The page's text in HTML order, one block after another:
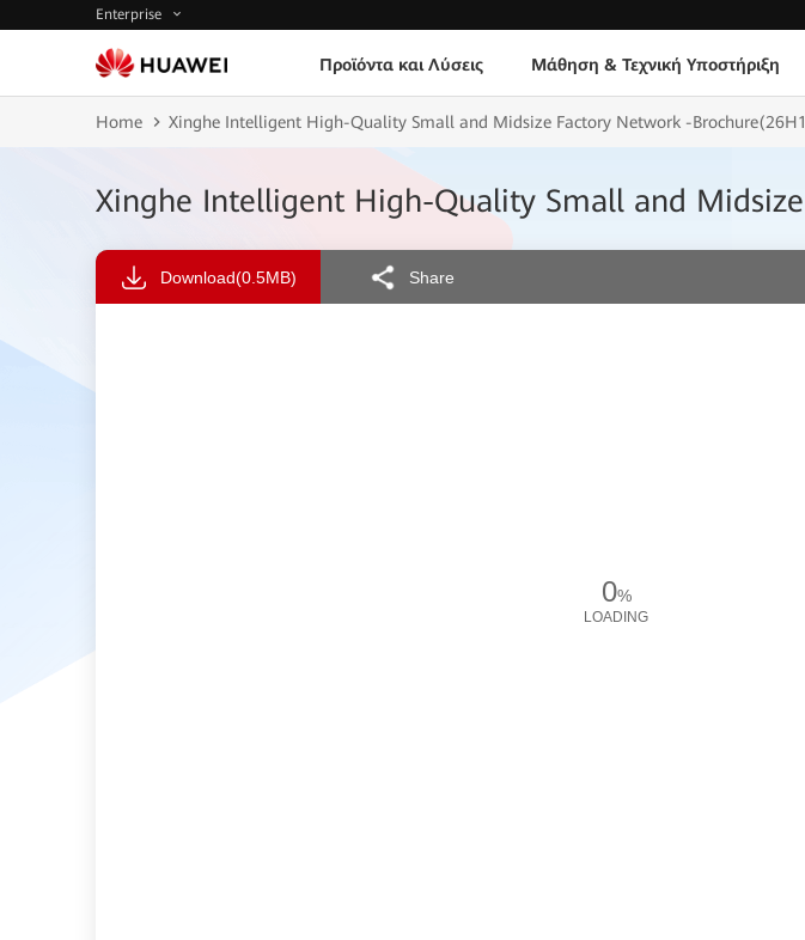
Enterprise
Προϊόντα και Λύσεις Μάθηση & Τεχνική Υποστήριξη
Home Xinghe Intelligent High-Quality Small and Midsize Factory Network -
Xinghe Intelligent High-Quality Small and
Download(0.5MB) Share
0%
LOADING